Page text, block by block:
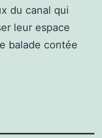
du canal qui
leur espace
balade contée